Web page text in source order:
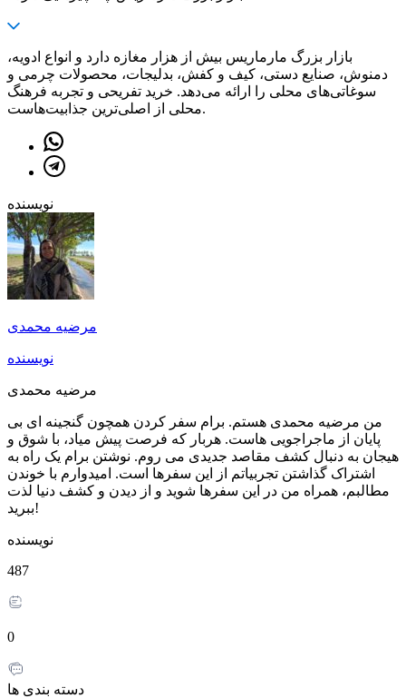
بازار بزرگ مارماریس بیش از هزار مغازه دارد و انواع ادویه،
دمنوش، صنایع دستی، کیف و کفش، بدلیجات، محصولات چرمی و
سوغاتی‌های محلی را ارائه می‌دهد. خرید تفریحی و تجربه فرهنگ
محلی از اصلی‌ترین جذابیت‌هاست.
نویسنده
مرضیه محمدی
نویسنده
مرضیه محمدی
من مرضیه محمدی هستم. برام سفر کردن همچون گنجینه ای بی
پایان از ماجراجویی هاست. هربار که فرصت پیش میاد، با شوق و
هیجان به دنبال کشف مقاصد جدیدی می روم. نوشتن برام یک راه به
اشتراک گذاشتن تجربیاتم از این سفرها است. امیدوارم با خوندن
مطالبم، همراه من در این سفرها شوید و از دیدن و کشف دنیا لذت
ببرید!
نویسنده
487
0
دسته بندی ها